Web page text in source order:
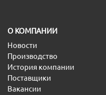
O КОМПАНИИ
Новости
Производство
История компании
Поставщики
Вакансии